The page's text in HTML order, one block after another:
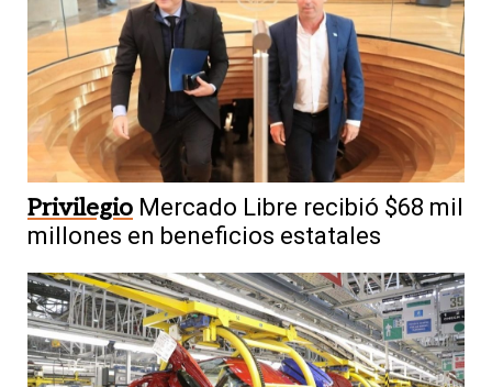
Privilegio Mercado Libre recibió $68 mil
millones en beneficios estatales